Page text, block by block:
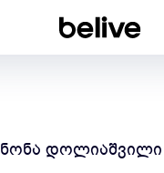
ნონა დოლიაშვილი